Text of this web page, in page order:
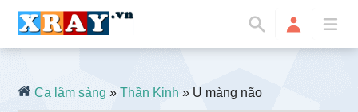
Ca lâm sàng »Thần Kinh » U màng não